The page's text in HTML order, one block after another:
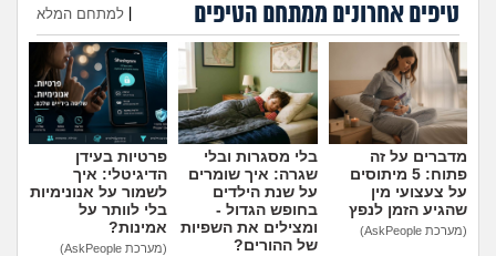
מה שעובר עליי
שומרים על הגוף
פיננסי וכלכלה
בין הסדינים
חיות מחמד
טיפים אחרונים ממתחם הטיפים למתחם המלא
הוספת טיפ
מדברים על זה
פתוח: 5 מיתוסים
על צעצועי מין
שהגיע הזמן לנפץ
(מערכת AskPeople)
בלי מסגרות ובלי
שגרה: איך שומרים
על שנת הילדים
בחופש הגדול -
ומצילים את השפיות
של ההורים?
פרטיות בעידן
הדיגיטלי: איך
לשמור על אנונימיות
בלי לוותר על
אמינות?
(מערכת AskPeople)